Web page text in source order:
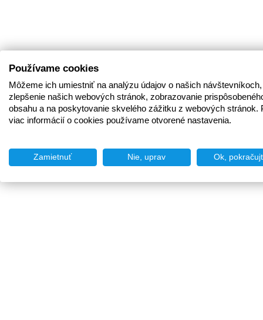
Používame cookies
Môžeme ich umiestniť na analýzu údajov o našich
zlepšenie našich webových stránok, zobrazovanie
obsahu a na poskytovanie skvelého zážitku z webových stránok.
viac informácií o cookies používame otvorené nastavenia.
Zamietnuť Nie, uprav Ok,